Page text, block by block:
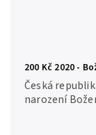
200 Kč 2020 -
Česká
narození
C226,